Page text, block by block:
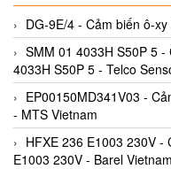
DG-9E/4 - Cảm biến ô-
SMM 01 4033H S50P 5 -
4033H S50P 5 - Telco
EP00150MD341V03 -
- MTS Vietnam
HFXE 236 E1003 230V -
E1003 230V - Barel Vietnam